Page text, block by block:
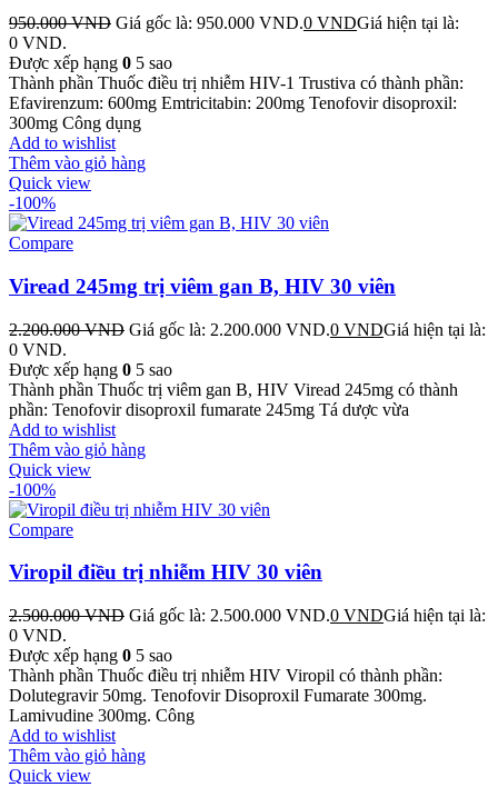
950.000VND Giá gốc là: 950.000 VND.0 VNDGiá hiện tại là:
0 VND.
Được xếp hạng 0 5 sao
Thành phần Thuốc điều trị nhiễm HIV-1 Trustiva có thành phần:
Efavirenzum: 600mg Emtricitabin: 200mg Tenofovir disoproxil:
300mg Công dụng
Add to wishlist
Thêm vào giỏ hàng
Quick view
-100%
Compare
Viread 245mg trị viêm gan B, HIV 30 viên
2.200.000VND Giá gốc là: 2.200.000 VND.0 VNDGiá hiện tại là:
0 VND.
Được xếp hạng 0 5 sao
Thành phần Thuốc trị viêm gan B, HIV Viread 245mg có thành
phần: Tenofovir disoproxil fumarate 245mg Tá dược vừa
Add to wishlist
Thêm vào giỏ hàng
Quick view
-100%
Compare
Viropil điều trị nhiễm HIV 30 viên
2.500.000VND Giá gốc là: 2.500.000 VND.0 VNDGiá hiện tại là:
0 VND.
Được xếp hạng 0 5 sao
Thành phần Thuốc điều trị nhiễm HIV Viropil có thành phần:
Dolutegravir 50mg. Tenofovir Disoproxil Fumarate 300mg.
Lamivudine 300mg. Công
Add to wishlist
Thêm vào giỏ hàng
Quick view